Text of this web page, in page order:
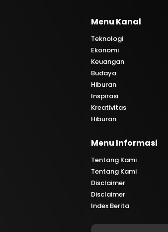
Menu Kanal
Teknologi
Ekonomi
Keuangan
Budaya
Hiburan
Inspirasi
Kreativitas
Hiburan
Menu Informasi
Tentang Kami
Tentang Kami
Disclaimer
Disclaimer
Index Berita